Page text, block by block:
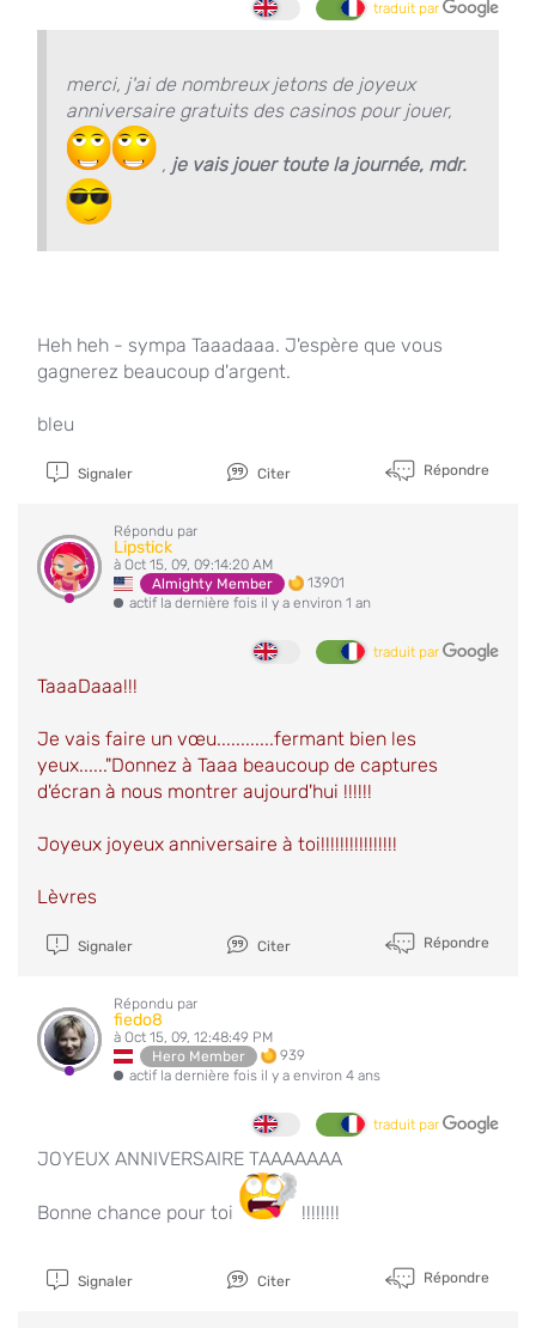
traduit par
merci, j'ai de nombreux jetons de joyeux
anniversaire gratuits des casinos pour jouer,
, je vais jouer toute la journée, mdr.
Heh heh - sympa Taaadaaa. J'espère que vous
gagnerez beaucoup d'argent.
bleu
Signaler Citer Répondre
Répondu par
Lipstick
à Oct 15, 09, 09:14:20 AM
Almighty Member
13901
actif la dernière fois il y a environ 1 an
traduit par
TaaaDaaa!!!
Je vais faire un vœu............fermant bien les
yeux......"Donnez à Taaa beaucoup de captures
d'écran à nous montrer aujourd'hui !!!!!!
Joyeux joyeux anniversaire à toi!!!!!!!!!!!!!!!!
Lèvres
Signaler Citer Répondre
Répondu par
fiedo8
à Oct 15, 09, 12:48:49 PM
Hero Member
939
actif la dernière fois il y a environ 4 ans
traduit par
JOYEUX ANNIVERSAIRE TAAAAAAA
Bonne chance pour toi !!!!!!!!
Signaler Citer Répondre